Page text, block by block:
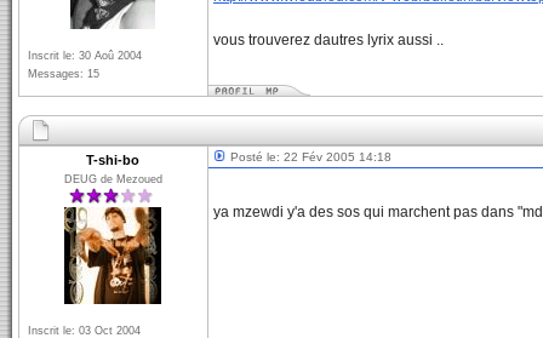
Inscrit le: 30 Aoû 2004
Messages: 15
vous trouverez dautres lyrix aussi ..
T-shi-bo
DEUG de Mezoued
Inscrit le: 03 Oct 2004
Posté le: 22 Fév 2005 14:18
ya mzewdi y'a des sos qui marchent pas dans